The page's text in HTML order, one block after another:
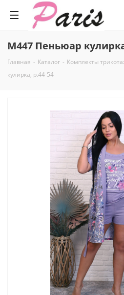
М447 Пеньюар
Главная - Каталог - Комплекты
кулирка, р.44-54